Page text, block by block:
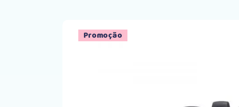
Promoção